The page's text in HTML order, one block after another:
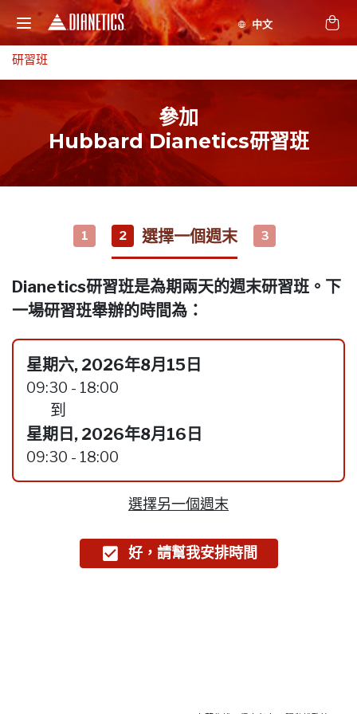
研習班
參加
Hubbard Dianetics研習班
1 2 選擇一個週末 3
Dianetics研習班是為期兩天的週末研習班。下
一場研習班舉辦的時間為：
星期六, 2026年8月15日
09:30 - 18:00
到
星期日, 2026年8月16日
09:30 - 18:00
選擇另一個週末
好，請幫我安排時間